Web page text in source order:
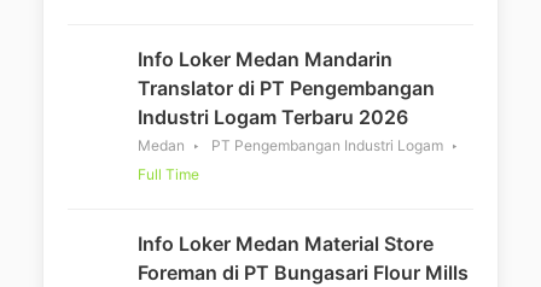
Info Loker Medan Mandarin
Translator di PT Pengembangan
Industri Logam Terbaru 2026
Medan
PT Pengembangan Industri Logam
Full Time
Info Loker Medan Material Store
Foreman di PT Bungasari Flour Mills